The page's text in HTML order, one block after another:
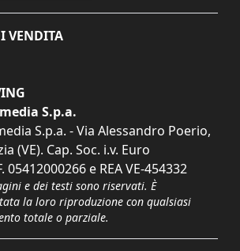
VENDITA
S.p.a.
S.p.a. - Via Alessandro Poerio,
(VE). Cap. Soc. i.v. Euro
05412000266 e REA VE-454332
e dei testi sono riservati. È
la loro riproduzione con qualsiasi
totale o parziale.